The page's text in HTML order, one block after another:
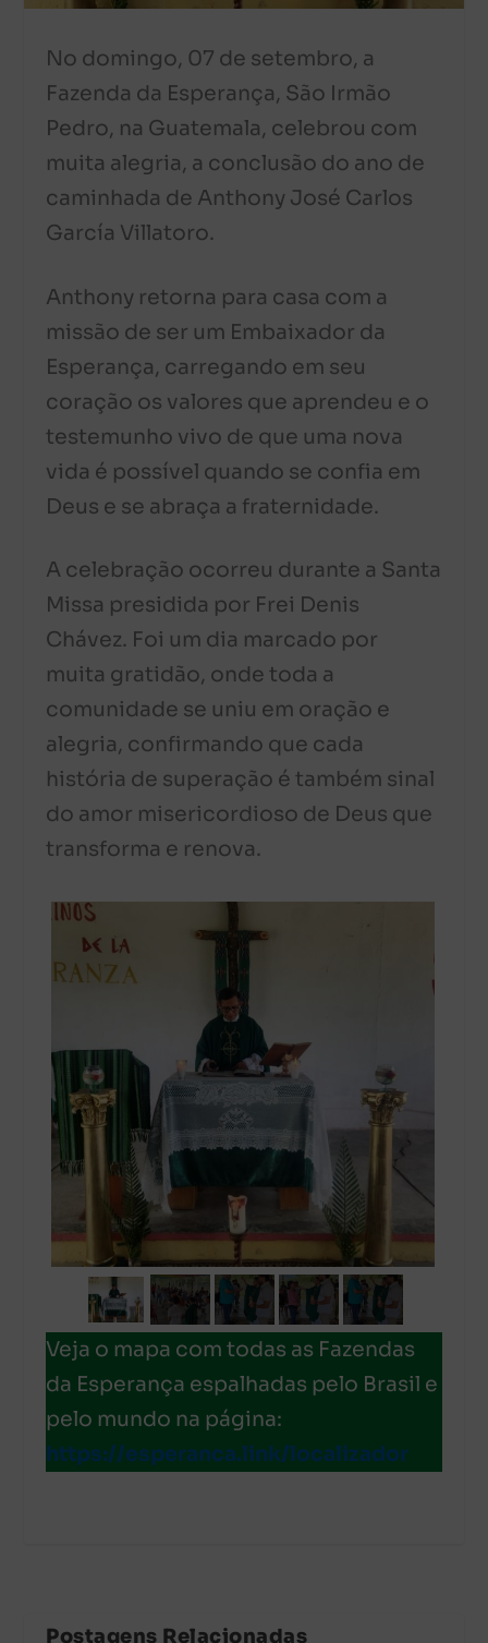
No domingo, 07 de setembro, a
Fazenda da Esperança, São Irmão
Pedro, na Guatemala, celebrou com
muita alegria, a conclusão do ano de
caminhada de Anthony José Carlos
García Villatoro.
Anthony retorna para casa com a
missão de ser um Embaixador da
Esperança, carregando em seu
coração os valores que aprendeu e o
testemunho vivo de que uma nova
vida é possível quando se confia em
Deus e se abraça a fraternidade.
A celebração ocorreu durante a Santa
Missa presidida por Frei Denis
Chávez. Foi um dia marcado por
muita gratidão, onde toda a
comunidade se uniu em oração e
alegria, confirmando que cada
história de superação é também sinal
do amor misericordioso de Deus que
transforma e renova.
Veja o mapa com todas as Fazendas
da Esperança espalhadas pelo Brasil e
pelo mundo na página:
https://esperanca.link/localizador
Postagens Relacionadas